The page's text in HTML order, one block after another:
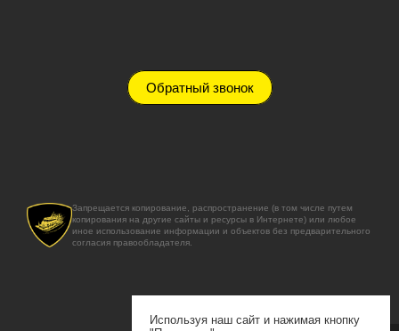
Обратный звонок
Запрещается копирование, распространение (в том числе путем
копирования на другие сайты и ресурсы в Интернете) или любое
иное использование информации и объектов без предварительного
согласия правообладателя.
Используя наш сайт и нажимая кнопку